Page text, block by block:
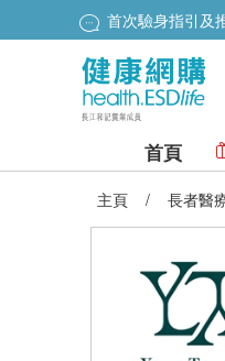
首次驗身指引及
首頁
主頁 / 長者醫